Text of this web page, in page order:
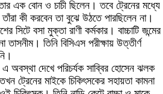
এক বোন ও চাচী ছিলেন। তবে ট্রেনের মধ্যে
কী করবেন তা বুঝে উঠতে পারছিলেন না।
বসা মুক্তা রাণী কর্মকার। বাচ্চাটি জন্মের
তাসনীম। তিনি বিসিএস পরীক্ষায় উত্তীর্ণ
এ অবস্থা দেখে পরিচর্যক সাব্বির হোসেন ঝলক
ট্রেনের মাইকে চিকিৎসকের সহায়তা কামনা